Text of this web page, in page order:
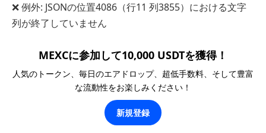
❌ 例外: JSONの位置4086（行11 列3855）における文字
列が終了していません
MEXCに参加して10,000 USDTを獲得！
人気のトークン、毎日のエアドロップ、超低手数料、そして豊富
な流動性をお楽しみください！
新規登録